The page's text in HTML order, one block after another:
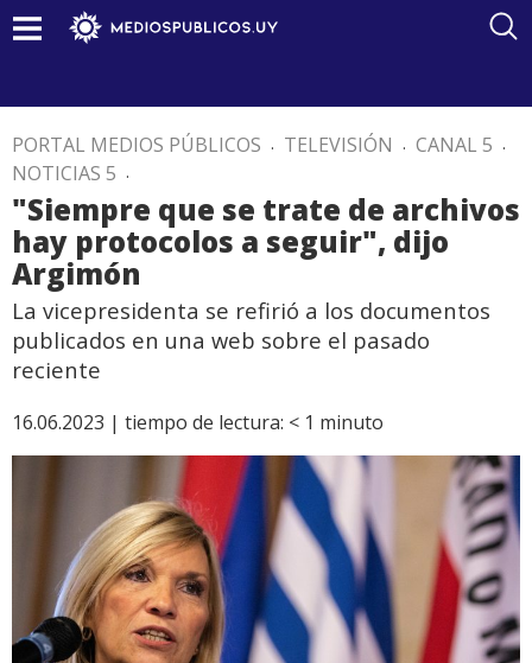
PORTAL MEDIOS PÚBLICOS . TELEVISIÓN . CANAL 5 .
NOTICIAS 5 .
"Siempre que se trate de archivos
hay protocolos a seguir", dijo
Argimón
La vicepresidenta se refirió a los documentos
publicados en una web sobre el pasado
reciente
16.06.2023 | tiempo de lectura: < 1 minuto